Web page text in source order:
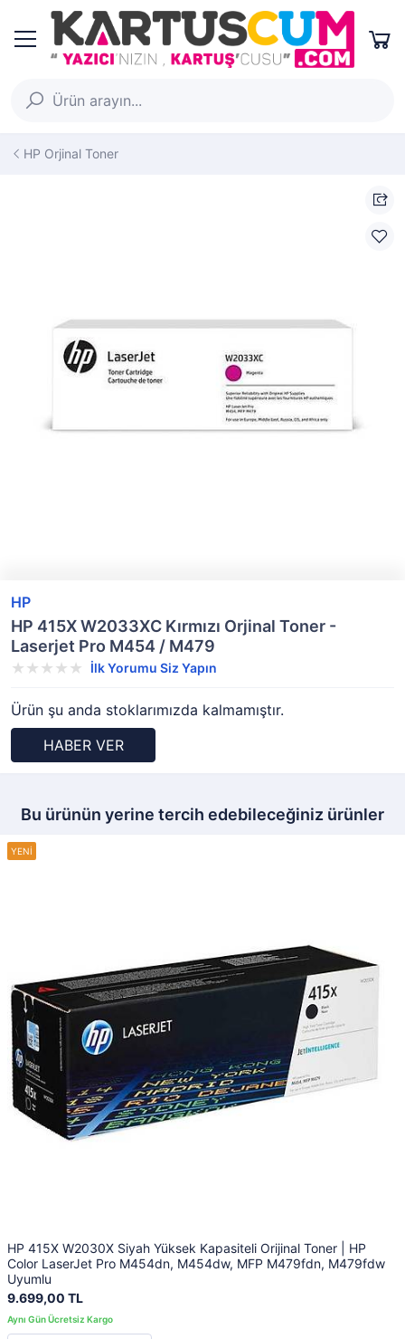
HP Orjinal Toner
HP
HP 415X W2033XC Kırmızı Orjinal Toner -
Laserjet Pro M454 / M479
İlk Yorumu Siz Yapın
Ürün şu anda stoklarımızda kalmamıştır.
HABER VER
Bu ürünün yerine tercih edebileceğiniz ürünler
HP 415X W2030X Siyah Yüksek Kapasiteli Orijinal Toner | HP
Color LaserJet Pro M454dn, M454dw, MFP M479fdn, M479fdw
Uyumlu
9.699,00 TL